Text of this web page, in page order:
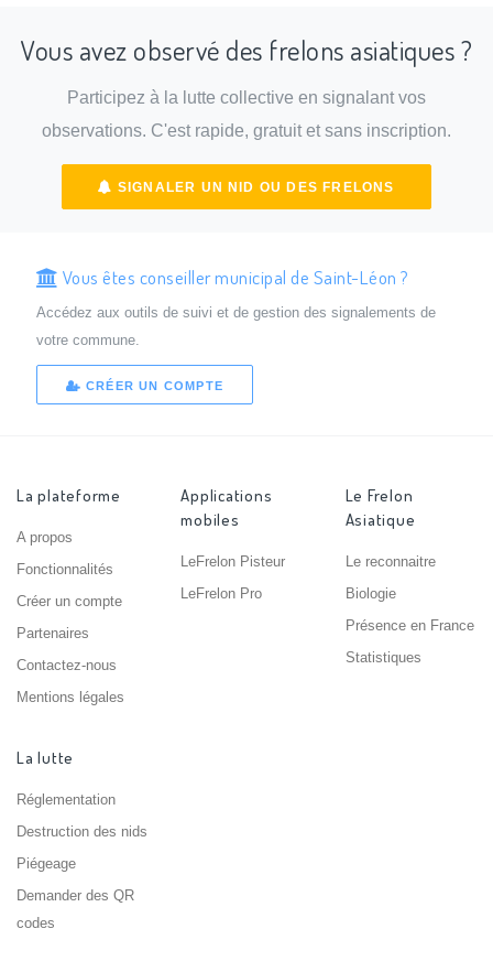
Vous avez observé des frelons asiatiques ?
Participez à la lutte collective en signalant vos
observations. C'est rapide, gratuit et sans inscription.
SIGNALER UN NID OU DES FRELONS
Vous êtes conseiller municipal de Saint-Léon ?
Accédez aux outils de suivi et de gestion des signalements de
votre commune.
CRÉER UN COMPTE
La plateforme
A propos
Fonctionnalités
Créer un compte
Partenaires
Contactez-nous
Mentions légales
Applications
mobiles
LeFrelon Pisteur
LeFrelon Pro
Le Frelon
Asiatique
Le reconnaitre
Biologie
Présence en France
Statistiques
La lutte
Réglementation
Destruction des nids
Piégeage
Demander des QR
codes